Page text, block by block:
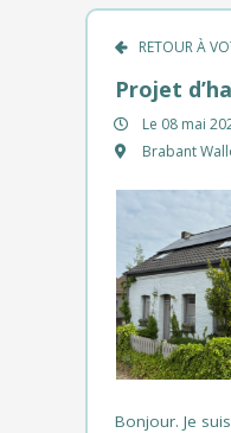
RETOUR À
Projet
Le 08 mai
Brabant
Bonjour. Je